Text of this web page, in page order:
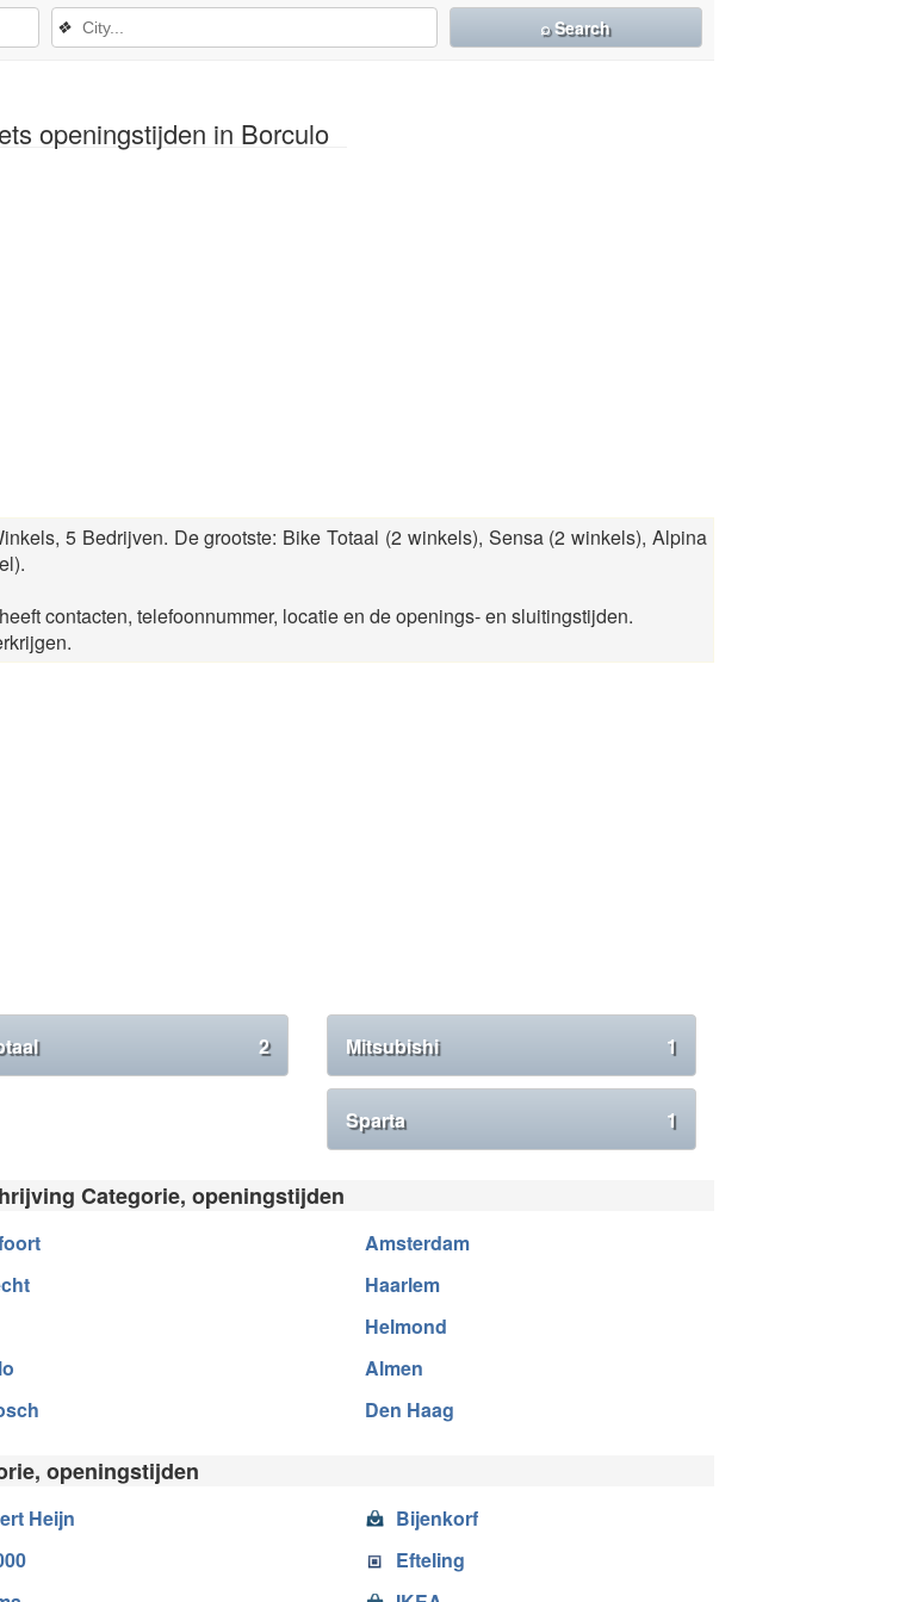
openingstijden in Borculo
❖ ⌕ Search
5 Bedrijven. De grootste: Bike Totaal (2 winkels), Sensa (2 winkels), Alpina
contacten, telefoonnummer, locatie en de openings- en sluitingstijden.
2 Mitsubishi 1
Sparta 1
Categorie, openingstijden
Amsterdam
Haarlem
Helmond
Almen
Den Haag
openingstijden
Heijn
Bijenkorf
Efteling